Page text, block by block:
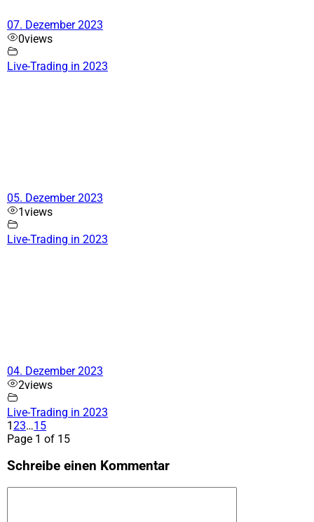
07. Dezember 2023
0views
Live-Trading in 2023
05. Dezember 2023
1views
Live-Trading in 2023
04. Dezember 2023
2views
Live-Trading in 2023
123…15
Page 1 of 15
Schreibe einen Kommentar